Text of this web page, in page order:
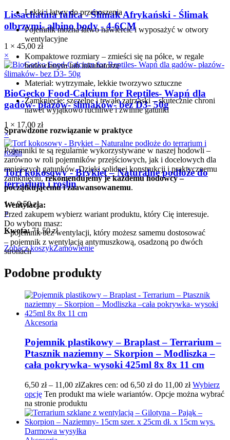
Lissachatina fulica - Ślimak Afrykański - Ślimak
olbrzymi- albino body - 4-6CM
1 × 45,00 zł
×
BioGecko Food-Calcium for Reptiles- Wapń dla
gadów- płazów- ślimaków- bez D3- 50g
1 × 17,00 zł
×
Torf kokosowy - Brykiet – Naturalne podłoże do
terrarium i roślin
1 ×9,50zł
×
Kwota: 71,50zł
Zobacz koszykZamówienie
Lekki i łatwy do przenoszenia
Pojemnik można łatwo nawiercić i wyposażyć w otwory
wentylacyjne
Kompaktowe rozmiary – zmieści się na półce, w regale
hodowlanym lub inkubatorze
Materiał: wytrzymałe, lekkie tworzywo sztuczne
Zamknięcie: szczelne i trwałe zatrzaski – skutecznie chroni
nawet wyjątkowo ruchliwe i zwinne gatunki
Sprawdzone rozwiązanie w praktyce
Pojemniki te są regularnie wykorzystywane w naszej hodowli –
zarówno w roli pojemników przejściowych, jak i docelowych dla
mniejszych gatunków. Dzięki solidnej konstrukcji i praktycznemu
zamknięciu,rekomendujemy je każdemu hodowcy –
początkującemu i zaawansowanemu.
Wentylacja:
Przed zakupem wybierz wariant produktu, który Cię interesuje.
Do wyboru masz:
– pojemnik bez wentylacji, który możesz samemu dostosować
– pojemnik z wentylacją antymuszkową, osadzoną po dwóch
stronach
Podobne produkty
Akcesoria
Pojemnik plastikowy – Braplast – Terrarium –
Ptasznik naziemny – Skorpion – Modliszka –
cała pokrywka- wysoki 425ml 8x 8x 11 cm
6,50 zł – 11,00 złZakres cen: od 6,50 zł do 11,00 zł Wybierz
opcję Ten produkt ma wiele wariantów. Opcje można wybrać
na stronie produktu
Darmowa wysyłka